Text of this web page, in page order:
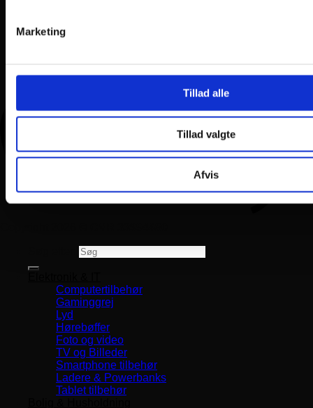
Marketing
Tillad alle
Tillad valgte
Afvis
Computertilbehør
Gaminggrej
Lyd
Hørebøffer
Foto og video
TV og Billeder
Smartphone tilbehør
Ladere & Powerbanks
Tablet tilbehør